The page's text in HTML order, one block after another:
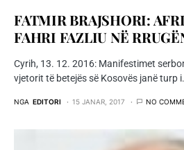
FATMIR BRAJSHORI:
FAHRI FAZLIU NË
Cyrih, 13. 12. 2016: Manifestimet
vjetorit të betejës së Kosovës janë turp
NGA EDITORI 15 JANAR, 2017 NO